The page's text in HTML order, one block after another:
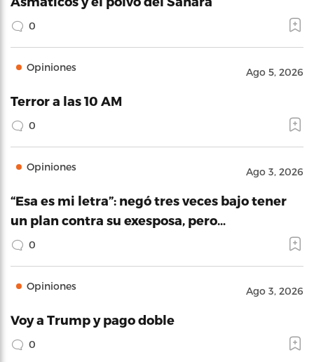
0
Opiniones Ago 5, 2026
Terror a las 10 AM
0
Opiniones Ago 3, 2026
“Esa es mi letra”: negó tres veces bajo tener
un plan contra su exesposa, pero…
0
Opiniones Ago 3, 2026
Voy a Trump y pago doble
0